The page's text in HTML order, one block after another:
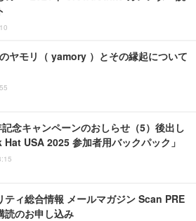
ヤモリ（ yamory ）とその縁起について
念キャンペーンのおしらせ（5）後出し
USA 2025 参加者用バックパック」
ティ総合情報 メールマガジン Scan PRE
読のお申し込み